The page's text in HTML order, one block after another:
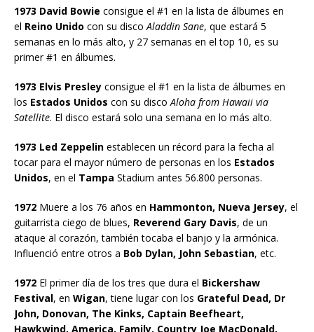
1973 David Bowie consigue el #1 en la lista de álbumes en
el Reino Unido con su disco Aladdin Sane, que estará 5
semanas en lo más alto, y 27 semanas en el top 10, es su
primer #1 en álbumes.
1973 Elvis Presley consigue el #1 en la lista de álbumes en
los Estados Unidos con su disco Aloha from Hawaii via
Satellite. El disco estará solo una semana en lo más alto.
1973 Led Zeppelin establecen un récord para la fecha al
tocar para el mayor número de personas en los Estados
Unidos, en el Tampa Stadium antes 56.800 personas.
1972 Muere a los 76 años en Hammonton, Nueva Jersey, el
guitarrista ciego de blues, Reverend Gary Davis, de un
ataque al corazón, también tocaba el banjo y la armónica.
Influenció entre otros a Bob Dylan, John Sebastian, etc.
1972 El primer día de los tres que dura el Bickershaw
Festival, en Wigan, tiene lugar con los Grateful Dead, Dr
John, Donovan, The Kinks, Captain Beefheart,
Hawkwind, America, Family, Country Joe MacDonald,